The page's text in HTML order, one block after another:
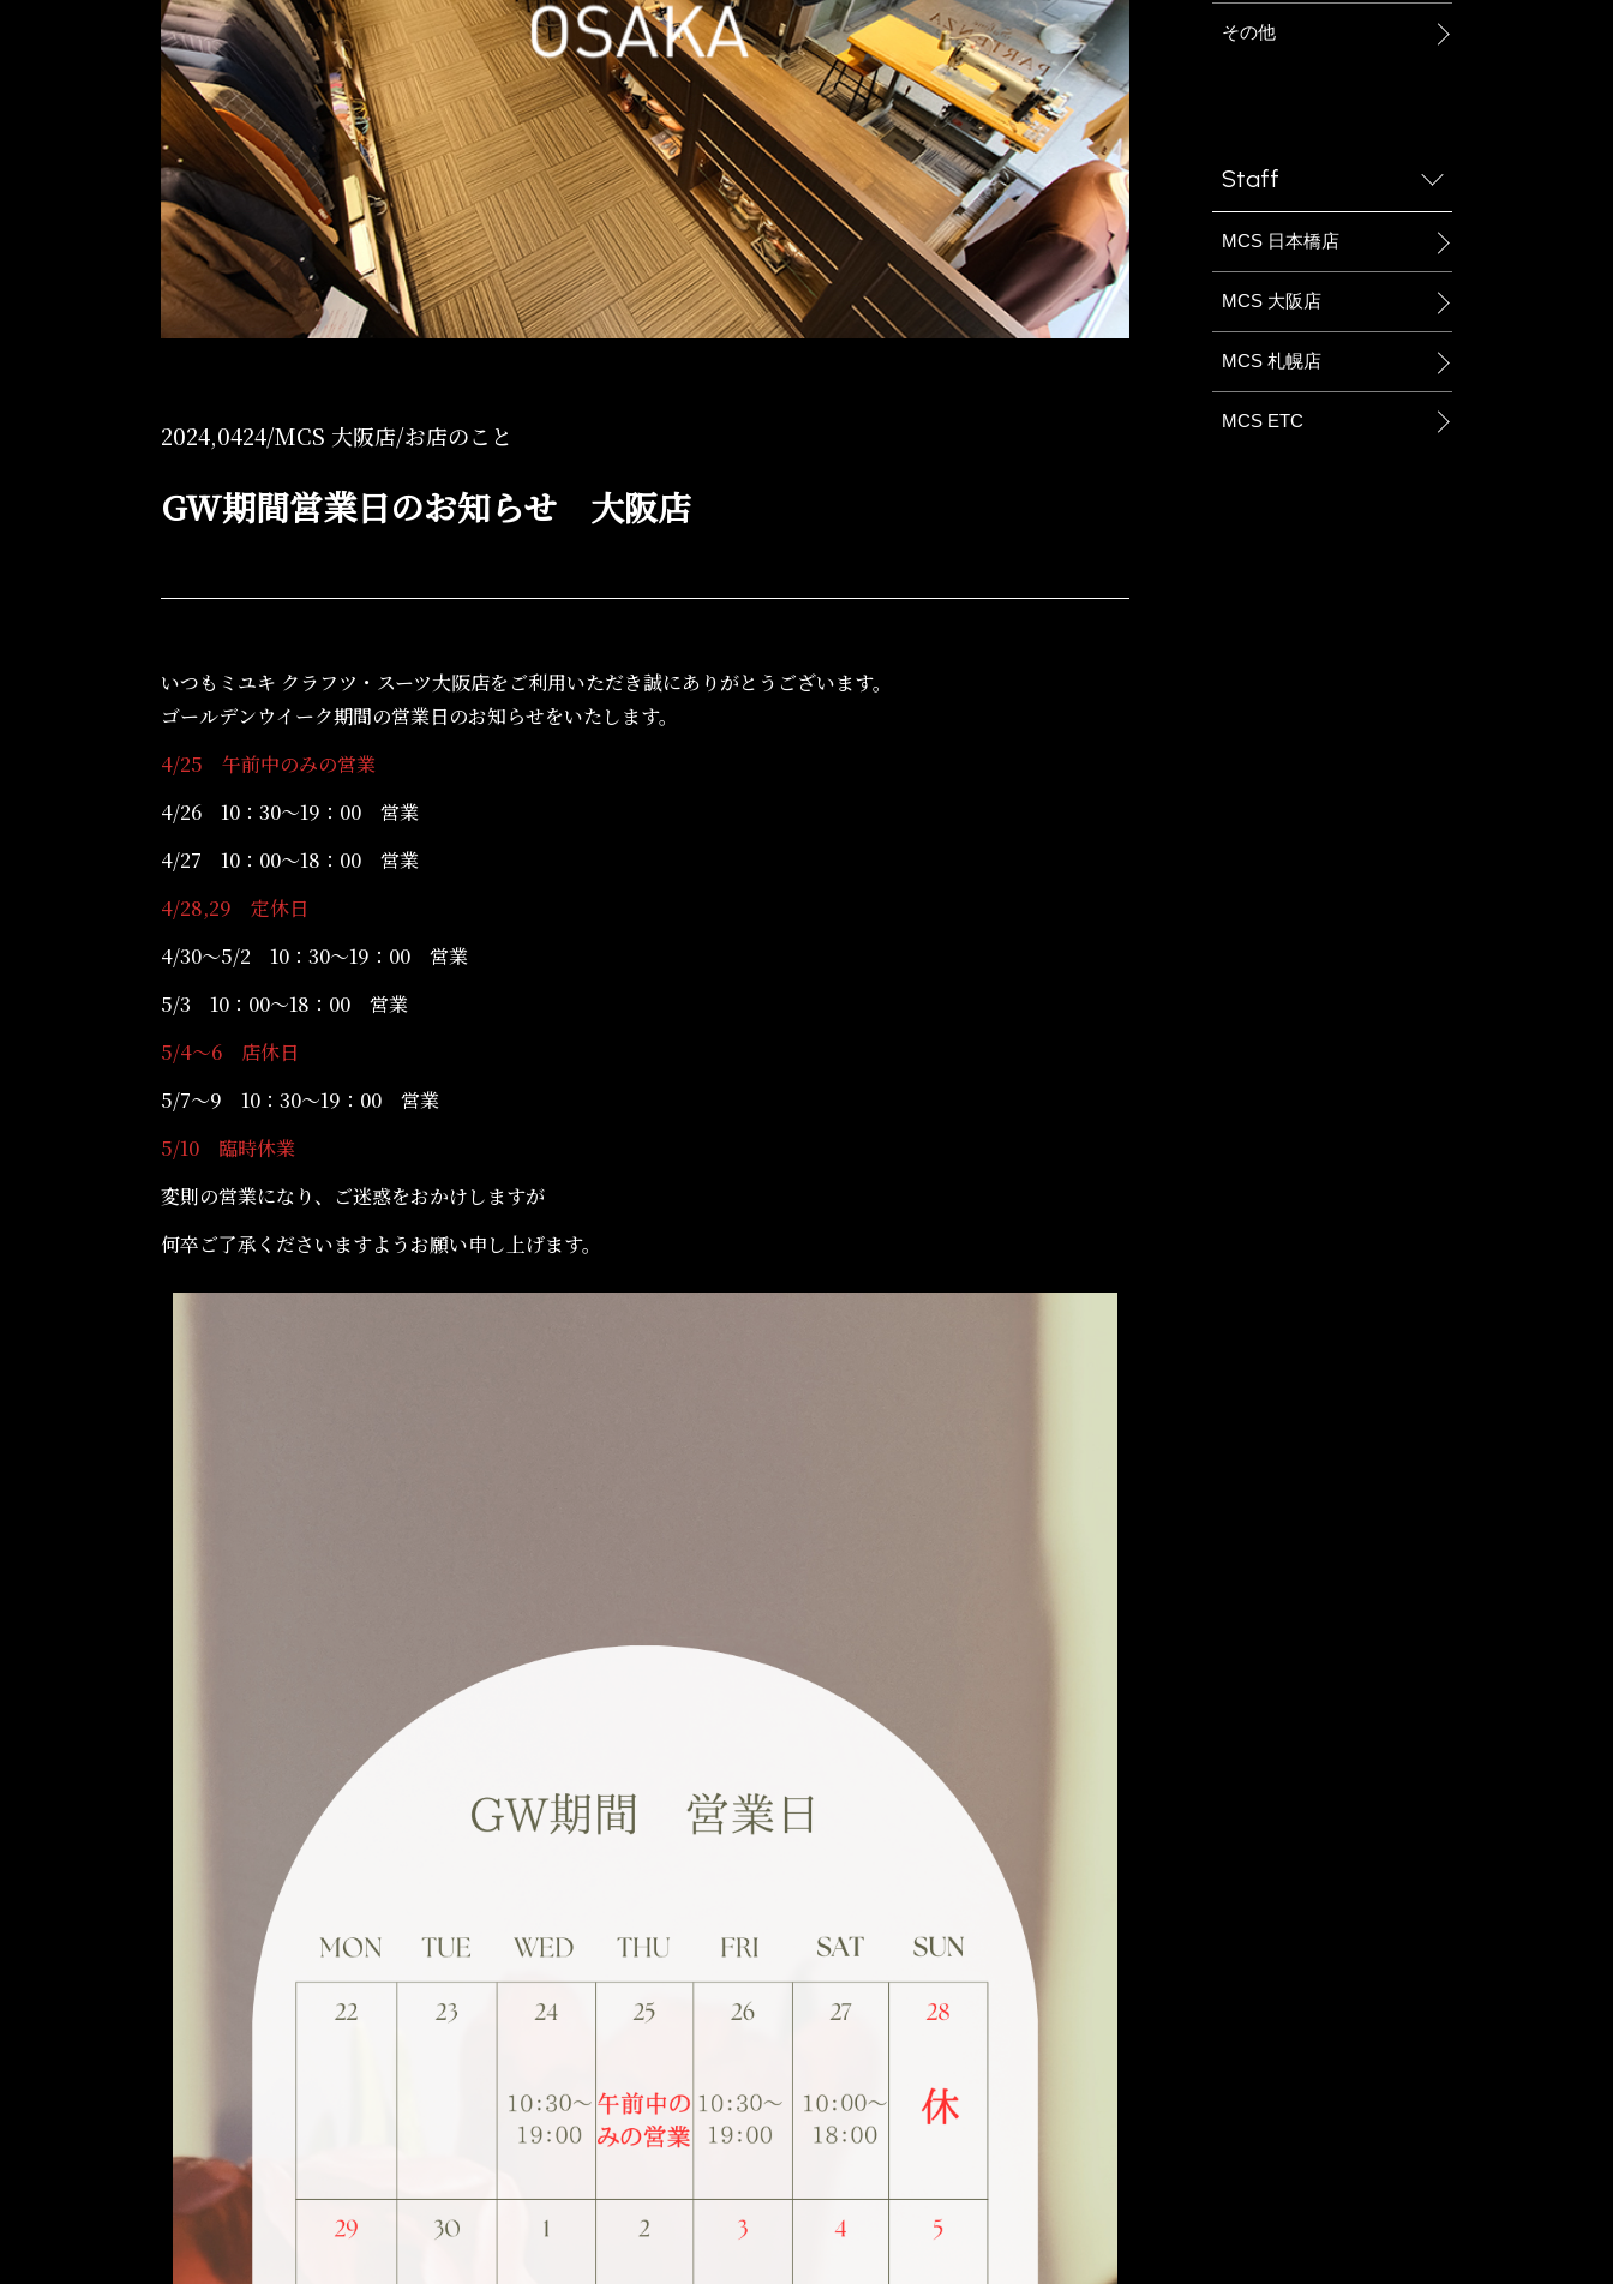
Online Shop
オンラインショップ
2024,0424/MCS 大阪店/お店のこと
GW期間営業日のお知らせ 大阪店
いつもミユキ クラフツ・スーツ大阪店をご利用いただき誠にありがとうございます。
ゴールデンウイーク期間の営業日のお知らせをいたします。
4/25 午前中のみの営業
4/26 10：30～19：00 営業
4/27 10：00～18：00 営業
4/28,29 定休日
4/30～5/2 10：30～19：00 営業
5/3 10：00～18：00 営業
5/4～6 店休日
5/7～9 10：30～19：00 営業
5/10 臨時休業
変則の営業になり、ご迷惑をおかけしますが
何卒ご了承くださいますようお願い申し上げます。
その他
Staff
MCS 日本橋店
MCS 大阪店
MCS 札幌店
MCS ETC